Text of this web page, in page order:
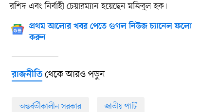
রশিদ এবং নির্বাহী চেয়ারম্যান হয়েছেন মজিবুল হক।
প্রথম আলোর খবর পেতে গুগল নিউজ চ্যানেল ফলো
করুন
রাজনীতিথেকে আরও পড়ুন
অন্তর্বর্তীকালীন সরকার জাতীয় পার্টি